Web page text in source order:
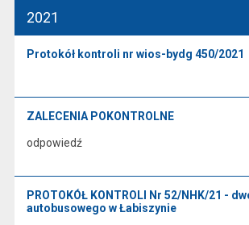
2021
Protokół kontroli nr wios-bydg 450/2021
ZALECENIA POKONTROLNE
odpowiedź
PROTOKÓŁ KONTROLI Nr 52/NHK/21 -
autobusowego w Łabiszynie